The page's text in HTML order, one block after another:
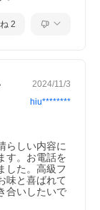
2
2024/11/3
hiu********
らしい内容に
す。お電話を
した。高級フ
味と喜ばれて
合いしたいで